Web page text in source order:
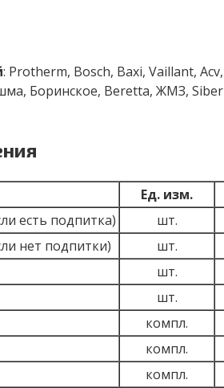
: Protherm, Bosch, Baxi, Vaillant,
Боринское, Beretta, ЖМЗ,
Ед. изм.
есть подпитка) шт.
нет подпитки) шт.
шт.
шт.
компл.
компл.
компл.